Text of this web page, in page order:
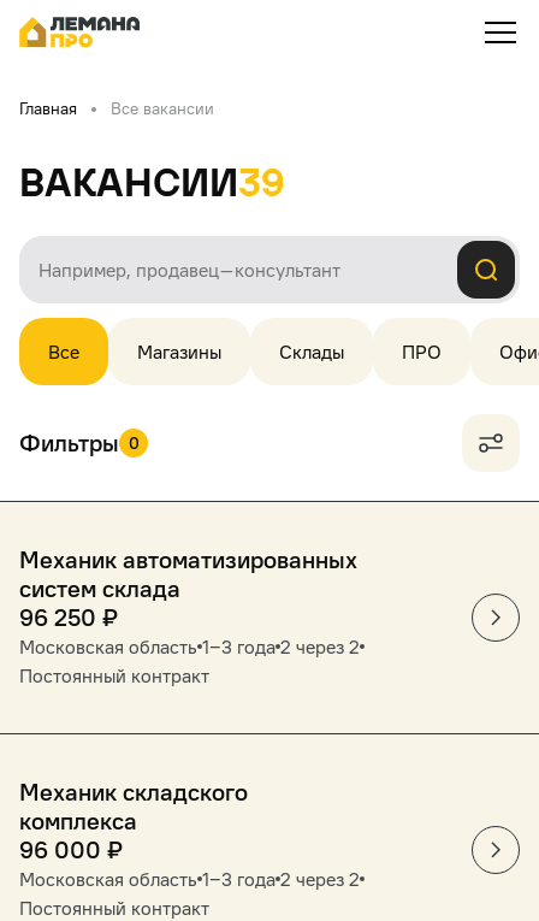
Главная Все вакансии
Вакансии39
Все Магазины Склады ПРО
Фильтры 0
Механик автоматизированных
систем склада
96 250 ₽
Московская область 1‒3 года 2 через 2
Постоянный контракт
Механик складского
комплекса
96 000 ₽
Московская область 1‒3 года 2 через 2
Постоянный контракт